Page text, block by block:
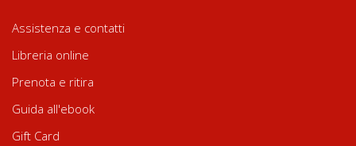
Assistenza e contatti
Libreria online
Prenota e ritira
Guida all'ebook
Gift Card